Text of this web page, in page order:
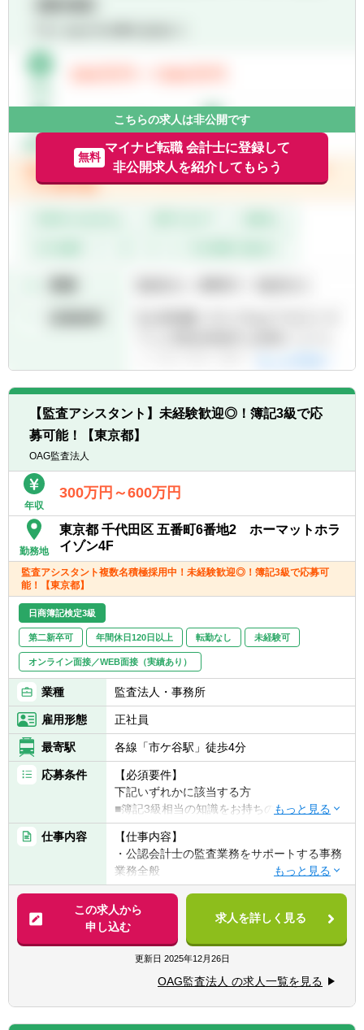
こちらの求人は非公開です
無料
マイナビ転職 会計士に登録して
非公開求人を紹介してもらう
【監査アシスタント】未経験歓迎◎！簿記3級で応
募可能！【東京都】
OAG監査法人
年収
300万円～600万円
勤務地
東京都 千代田区 五番町6番地2 ホーマットホラ
イゾン4F
監査アシスタント複数名積極採用中！未経験歓迎◎！簿記3級で応募可
能！【東京都】
日商簿記検定3級
第二新卒可 年間休日120日以上 転勤なし 未経験可
オンライン面接／WEB面接（実績あり）
業種 監査法人・事務所
雇用形態 正社員
最寄駅 各線「市ケ谷駅」徒歩4分
応募条件
【必須要件】
下記いずれかに該当する方
■簿記3級相当の知識をお持ちの方
■業務でのExcel使用経験
■基本PCスキル
【歓迎要件】
■監査法人でのご経験のある方
仕事内容
【仕事内容】
・公認会計士の監査業務をサポートする事務
業務全般
※監査先であるクライアントへ会計士と一緒
に訪問し、監査のサポートを行っていただき
※企業先訪問以外はオフィスにて監査準備等
この求人から
申し込む
求人を詳しく見る
更新日 2025年12月26日
OAG監査法人 の求人一覧を見る